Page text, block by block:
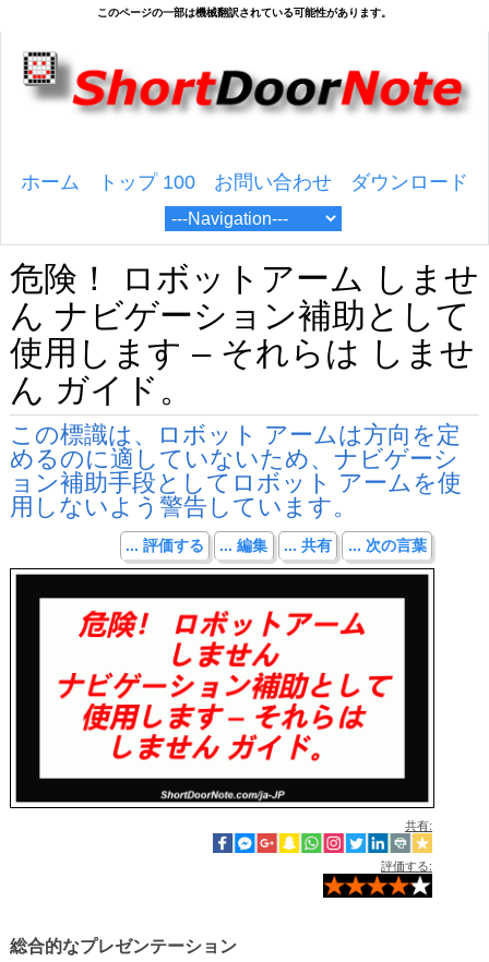
ホーム トップ 100 お問い合わせ ダウンロード
危険！ ロボットアーム しませ
ん ナビゲーション補助として
使用します – それらは しませ
ん ガイド。
この標識は、ロボット アームは方向を定
めるのに適していないため、ナビゲーシ
ョン補助手段としてロボット アームを使
用しないよう警告しています。
... 評価する ... 編集 ... 共有 ... 次の言葉
共有:
評価する:
総合的なプレゼンテーション